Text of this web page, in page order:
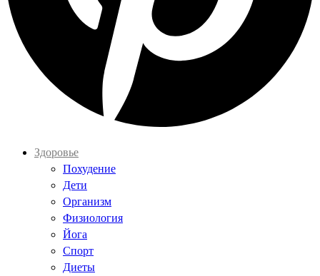
Здоровье
Похудение
Дети
Организм
Физиология
Йога
Спорт
Диеты